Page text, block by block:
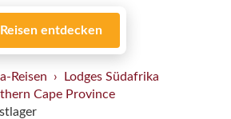
Reisen entdecken
Reisen
Lodges Südafrika
Cape Province